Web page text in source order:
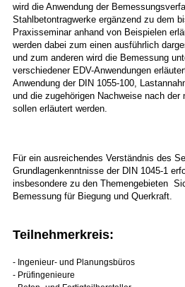
wird die Anwendung der
Stahlbetontragwerke ergänzend zu dem
Praxisseminar anhand von Beispielen
werden dabei zum einen ausführlich
und zum anderen wird die Bemessung
verschiedener EDV-Anwendungen
Anwendung der DIN 1055-100,
und die zugehörigen Nachweise nach der
sollen erläutert werden.
Für ein ausreichendes Verständnis des
Grundlagenkenntnisse der DIN 1045-1
insbesondere zu den Themengebieten
Bemessung für Biegung und Querkraft.
Teilnehmerkreis:
- Ingenieur- und Planungsbüros
- Prüfingenieure